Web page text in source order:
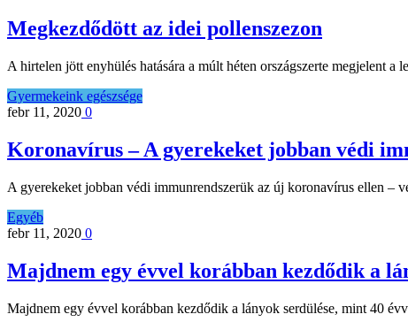
Megkezdődött az idei pollenszezon
A hirtelen jött enyhülés hatására a múlt héten országszerte megjelent
Gyermekeink egészsége
febr 11, 2020 0
Koronavírus – A gyerekeket jobban védi
A gyerekeket jobban védi immunrendszerük az új koronavírus ellen –
Egyéb
febr 11, 2020 0
Majdnem egy évvel korábban kezdődik a
Majdnem egy évvel korábban kezdődik a lányok serdülése, mint 40